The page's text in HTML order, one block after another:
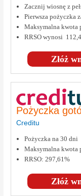
Złóż
Zacznij wiosnę z
Pierwsza pożyczka
Maksymalna kwota
RRSO wynosi
Pożyczka
Creditu
Złóż
Pożyczka na 30 dni
Maksymalna kwota
RRSO: 297,61%